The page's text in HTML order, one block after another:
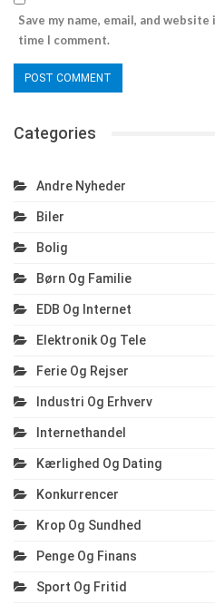
Save my name, email, and
time I comment.
Categories
Andre Nyheder
Biler
Bolig
Børn Og Familie
EDB Og Internet
Elektronik Og Tele
Ferie Og Rejser
Industri Og Erhverv
Internethandel
Kærlighed Og Dating
Konkurrencer
Krop Og Sundhed
Penge Og Finans
Sport Og Fritid